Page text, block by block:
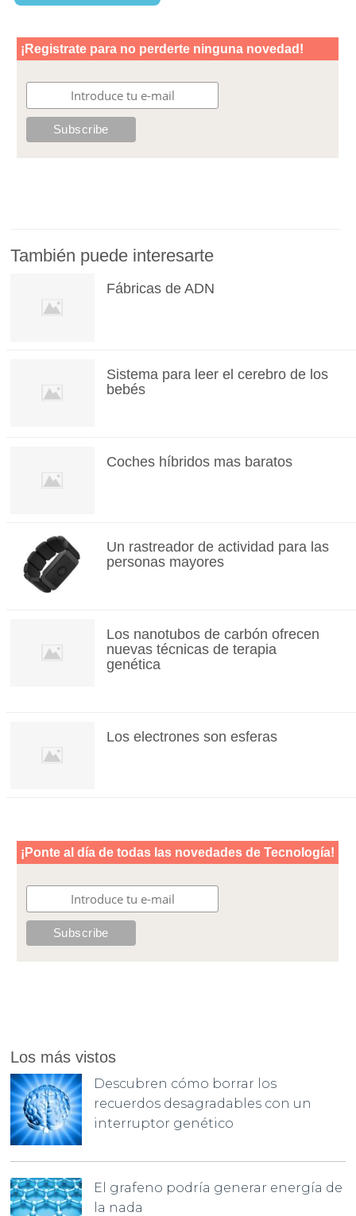
También puede interesarte
Fábricas de ADN
Sistema para leer el cerebro de los
bebés
Coches híbridos mas baratos
Un rastreador de actividad para las
personas mayores
Los nanotubos de carbón ofrecen
nuevas técnicas de terapia
genética
Los electrones son esferas
Los más vistos
Descubren cómo borrar los
recuerdos desagradables con un
interruptor genético
El grafeno podría generar energía de
la nada